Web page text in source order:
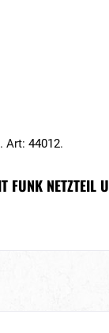
Art: 44012.
NETZTEIL